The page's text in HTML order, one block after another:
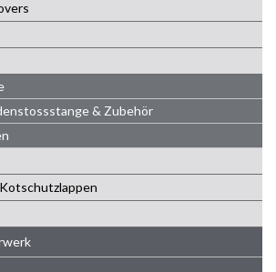
& Zubehör